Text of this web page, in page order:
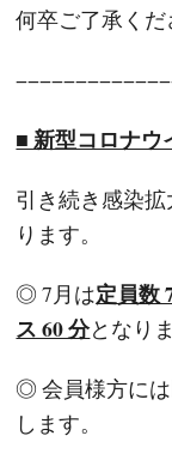
何卒ご了承くだ
■ 新型コロナウ
引き続き感染
ります。
◎ 7月は定員数
ス 60 分となり
◎ 会員様方に
します。